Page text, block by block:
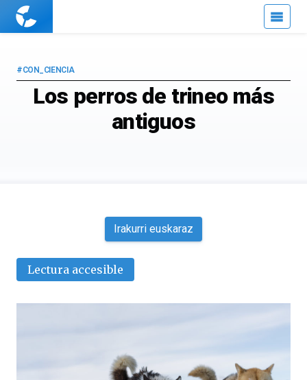
Cuaderno
Los perros de trineo más
antiguos
#CON_CIENCIA
Irakurri euskaraz
Lectura accesible